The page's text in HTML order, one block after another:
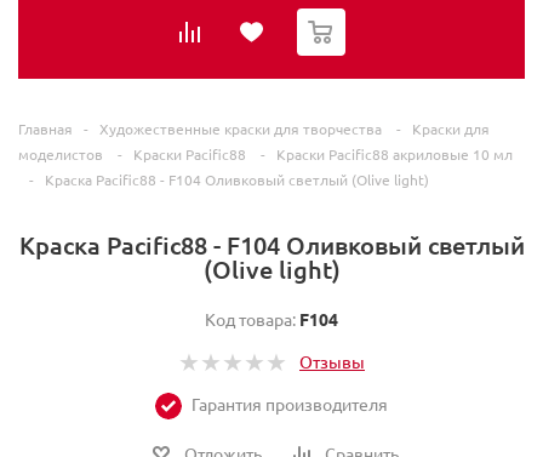
0
Главная - Художественные краски для творчества -
Краски для
моделистов
- Краски Pacific88 -
Краски Pacific88 акриловые 10 мл
-
Краска Pacific88 - F104 Оливковый светлый (Olive light)
Краска Pacific88 - F104 Оливковый светлый
(Olive light)
Код товара: F104
Отзывы
Гарантия производителя